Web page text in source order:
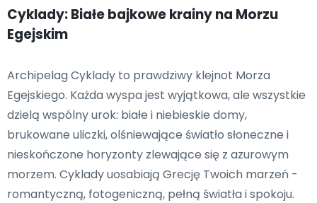
Cyklady: Białe bajkowe krainy na Morzu
Egejskim
Archipelag Cyklady to prawdziwy klejnot Morza
Egejskiego. Każda wyspa jest wyjątkowa, ale wszystkie
dzielą wspólny urok: białe i niebieskie domy,
brukowane uliczki, olśniewające światło słoneczne i
nieskończone horyzonty zlewające się z azurowym
morzem. Cyklady uosabiają Grecję Twoich marzeń -
romantyczną, fotogeniczną, pełną światła i spokoju.